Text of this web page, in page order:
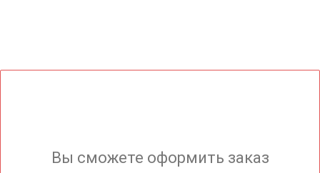
Вы сможете оформить заказ